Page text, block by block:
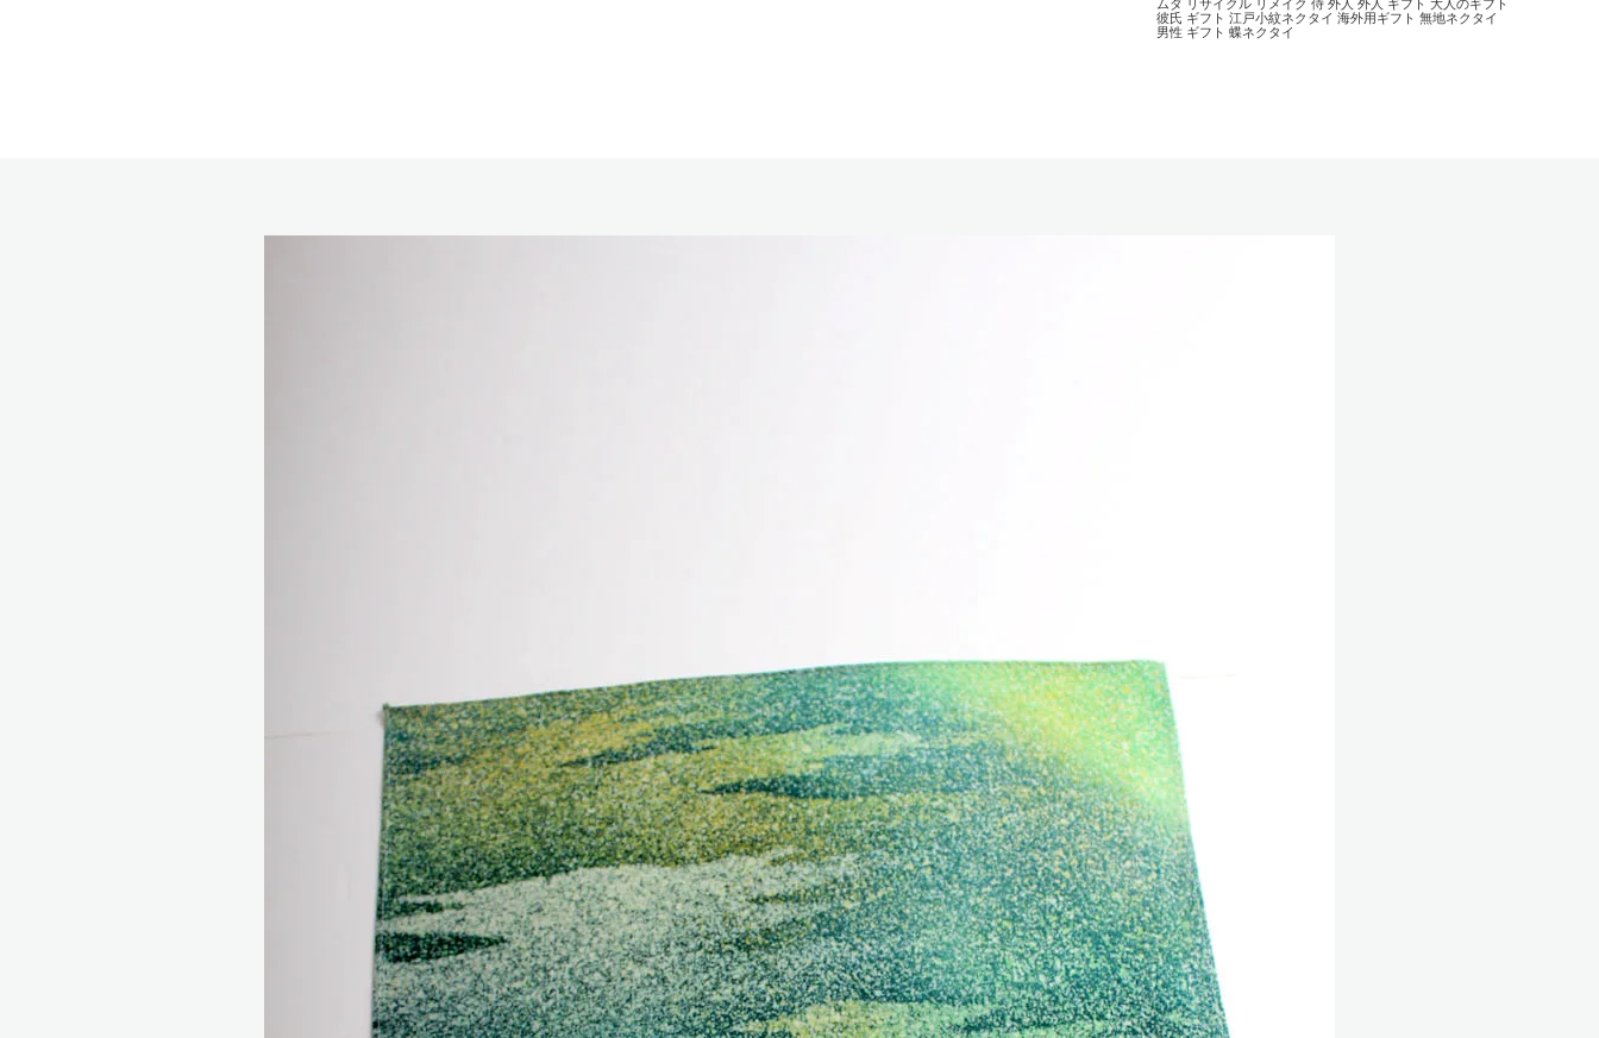
ムダ リサイクル リメイク 侍 外人 外人 ギフト 大人のギフト
彼氏 ギフト 江戸小紋ネクタイ 海外用ギフト 無地ネクタイ
男性 ギフト 蝶ネクタイ